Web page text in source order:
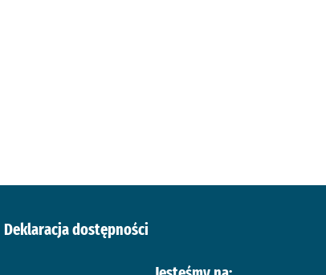
Deklaracja dostępności